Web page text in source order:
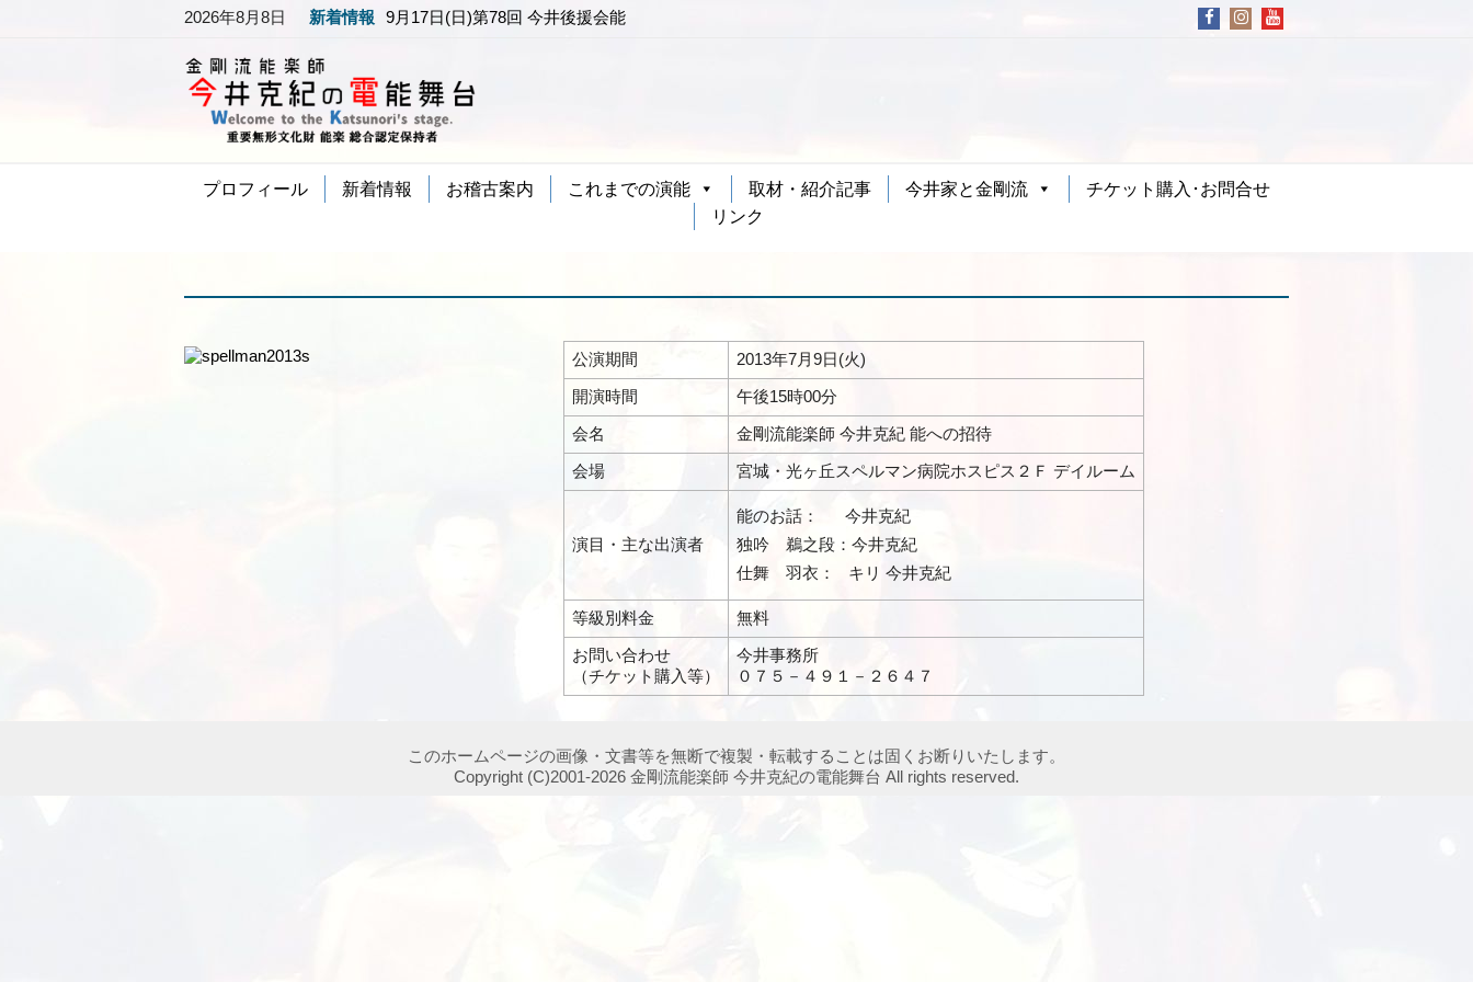
2026年8月8日 新着情報 9月17日(日)第78回 今井後援会能
プロフィール 新着情報 お稽古案内 これまでの演能 取材・紹介記事 今井家と金剛流
チケット購入･お問合せ
リンク
公演期間
2013年7月9日(火)
開演時間
午後15時00分
会名
金剛流能楽師 今井克紀 能への招待
会場
宮城・光ヶ丘スペルマン病院ホスピス２Ｆ デイルーム
演目・主な出演者
能のお話： 今井克紀
独吟 鵜之段：今井克紀
仕舞 羽衣： キリ 今井克紀
等級別料金
無料
お問い合わせ
（チケット購入等）
今井事務所
０７５－４９１－２６４７
このホームページの画像・文書等を無断で複製・転載することは固くお断りいたします。
Copyright (C)2001-2026 金剛流能楽師 今井克紀の電能舞台 All rights reserved.